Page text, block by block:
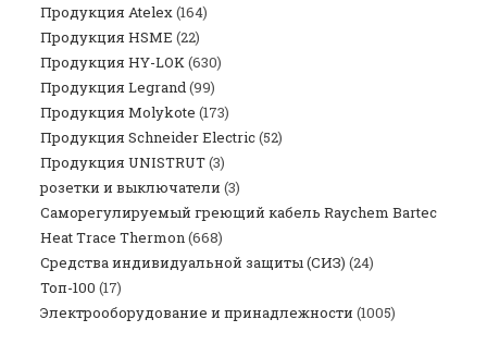
Продукция Atelex (164)
Продукция HSME (22)
Продукция HY-LOK (630)
Продукция Legrand (99)
Продукция Molykote (173)
Продукция Schneider Electric(52)
Продукция UNISTRUT(3)
розетки и выключатели (3)
Саморегулируемый греющий кабель Raychem Bartec
Heat Trace Thermon (668)
Средства индивидуальной защиты (СИЗ) (24)
Топ-100 (17)
Электрооборудование и принадлежности (1005)